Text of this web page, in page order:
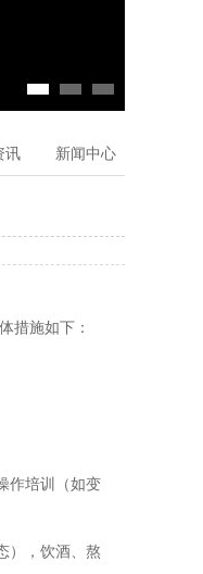
讯 新闻中心
措施如下：
作培训（如变
），饮酒、熬